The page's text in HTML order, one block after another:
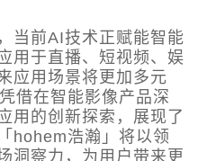
当前AI技术正赋能智能
用于直播、短视频、娱
应用场景将更加多元
借在智能影像产品深
用的创新探索，展现了
hohem浩瀚」将以领
洞察力，为用户带来更